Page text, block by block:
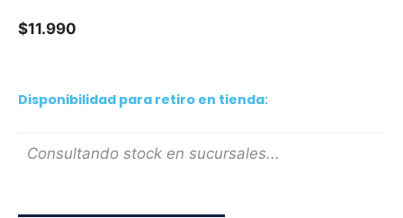
$11.990
Disponibilidad para retiro en tienda:
Consultando stock en sucursales...